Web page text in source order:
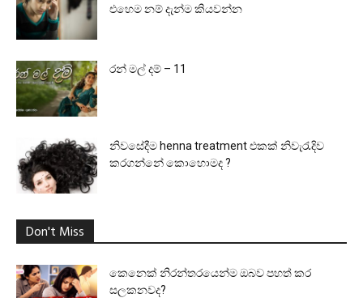
එහෙම නම් දැන්ම කියවන්න
රන් මල් දම් – 11
නිවසේදීම henna treatment එකක් නිවැරැදිව
කරගන්නේ කොහොමද ?
Don't Miss
කෙනෙක් නිරන්තරයෙන්ම ඔබව පහත් කර
සලකනවද?